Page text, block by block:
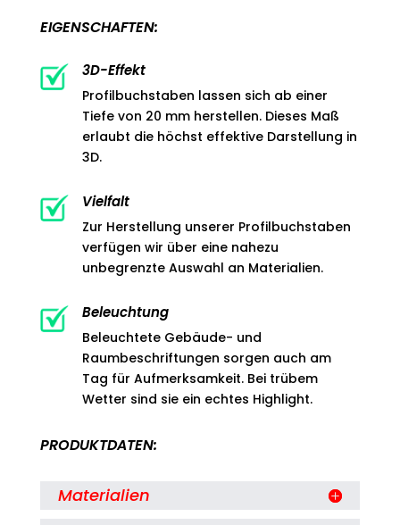
EIGENSCHAFTEN:
3D-Effekt
Profilbuchstaben lassen sich ab einer
Tiefe von 20 mm herstellen. Dieses Maß
erlaubt die höchst effektive Darstellung in
3D.
Vielfalt
Zur Herstellung unserer Profilbuchstaben
verfügen wir über eine nahezu
unbegrenzte Auswahl an Materialien.
Beleuchtung
Beleuchtete Gebäude- und
Raumbeschriftungen sorgen auch am
Tag für Aufmerksamkeit. Bei trübem
Wetter sind sie ein echtes Highlight.
PRODUKTDATEN:
Materialien